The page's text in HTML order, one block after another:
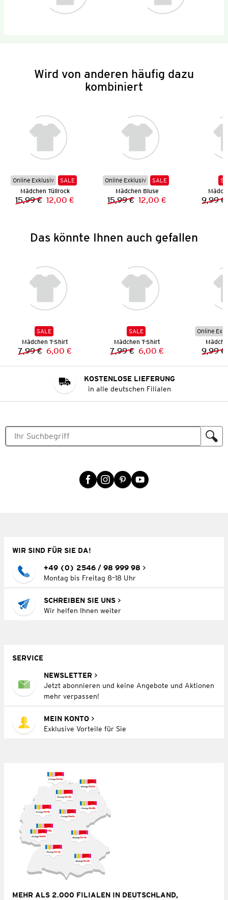
Wird von anderen häufig dazu
kombiniert
Online Exklusiv
SALE
Mädchen Tüllrock
Vorheriger Preis:
15,99 € Neuer Preis:
12,00 €
Online Exklusiv
SALE
Mädchen Bluse
Vorheriger Preis:
15,99 € Neuer Preis:
12,00 € 9,99 €
Das könnte Ihnen auch gefallen
SALE
Mädchen T-Shirt
Vorheriger Preis:
7,99 € Neuer Preis:
6,00 €
SALE
Mädchen T-Shirt
Vorheriger Preis:
7,99 € Neuer Preis:
6,00 €
Online
9,99 €
KOSTENLOSE LIEFERUNG
in alle deutschen Filialen
WIR SIND FÜR SIE DA!
+49 (0) 2546 / 98 999 98
Montag bis Freitag 8–18 Uhr
SCHREIBEN SIE UNS
Wir helfen Ihnen weiter
SERVICE
NEWSLETTER
Jetzt abonnieren und keine Angebote und Aktionen
mehr verpassen!
MEIN KONTO
Exklusive Vorteile für Sie
MEHR ALS 2.000 FILIALEN IN DEUTSCHLAND,